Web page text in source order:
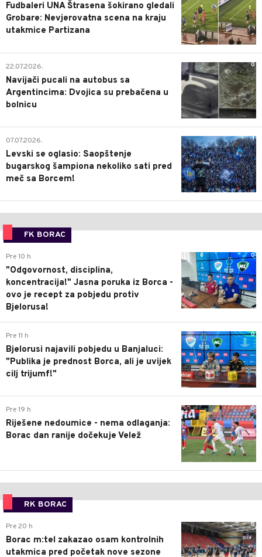
Fudbaleri UNA Štrasena šokirano gledali
Grobare: Nevjerovatna scena na kraju
utakmice Partizana
0
22.07.2026.
Navijači pucali na autobus sa
Argentincima: Dvojica su prebačena u
bolnicu
1
07.07.2026.
Levski se oglasio: Saopštenje
bugarskog šampiona nekoliko sati pred
meč sa Borcem!
FK BORAC
0
Pre 10 h
"Odgovornost, disciplina,
koncentracija!" Jasna poruka iz Borca -
ovo je recept za pobjedu protiv
Bjelorusa!
0
Pre 11 h
Bjelorusi najavili pobjedu u Banjaluci:
"Publika je prednost Borca, ali je uvijek
cilj trijumf!"
0
Pre 19 h
Riješene nedoumice - nema odlaganja:
Borac dan ranije dočekuje Velež
RK BORAC
0
Pre 20 h
Borac m:tel zakazao osam kontrolnih
utakmica pred početak nove sezone